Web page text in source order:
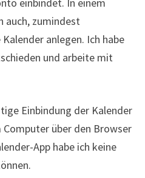
einbindet. In einem
auch, zumindest
anlegen. Ich habe
und arbeite mit
Einbindung der Kalender
über den Browser
App habe ich keine